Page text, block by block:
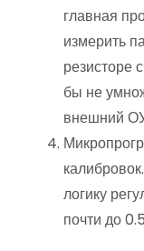
главная
измерить
резисторе
бы не
внешний
логику
почти до